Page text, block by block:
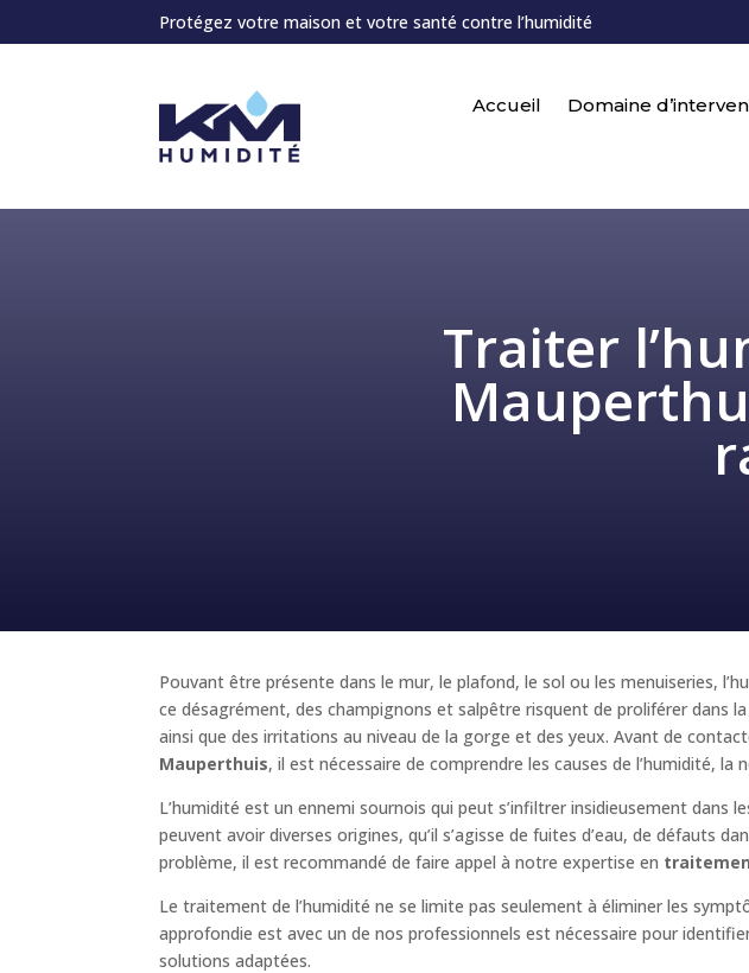
Protégez votre maison et votre santé contre l’humidité
Accueil Domaine
Traiter
Pouvant être présente dans le mur, le plafond, le sol ou les menuiseries,
ce désagrément, des champignons et salpêtre risquent de proliférer dans
ainsi que des irritations au niveau de la gorge et des yeux. Avant de
Mauperthuis, il est nécessaire de comprendre les causes de l’humidité,
L’humidité est un ennemi sournois qui peut s’infiltrer insidieusement dans
peuvent avoir diverses origines, qu’il s’agisse de fuites d’eau, de défauts
problème, il est recommandé de faire appel à notre expertise en
Le traitement de l’humidité ne se limite pas seulement à éliminer les
approfondie est avec un de nos professionnels est nécessaire pour
solutions adaptées.